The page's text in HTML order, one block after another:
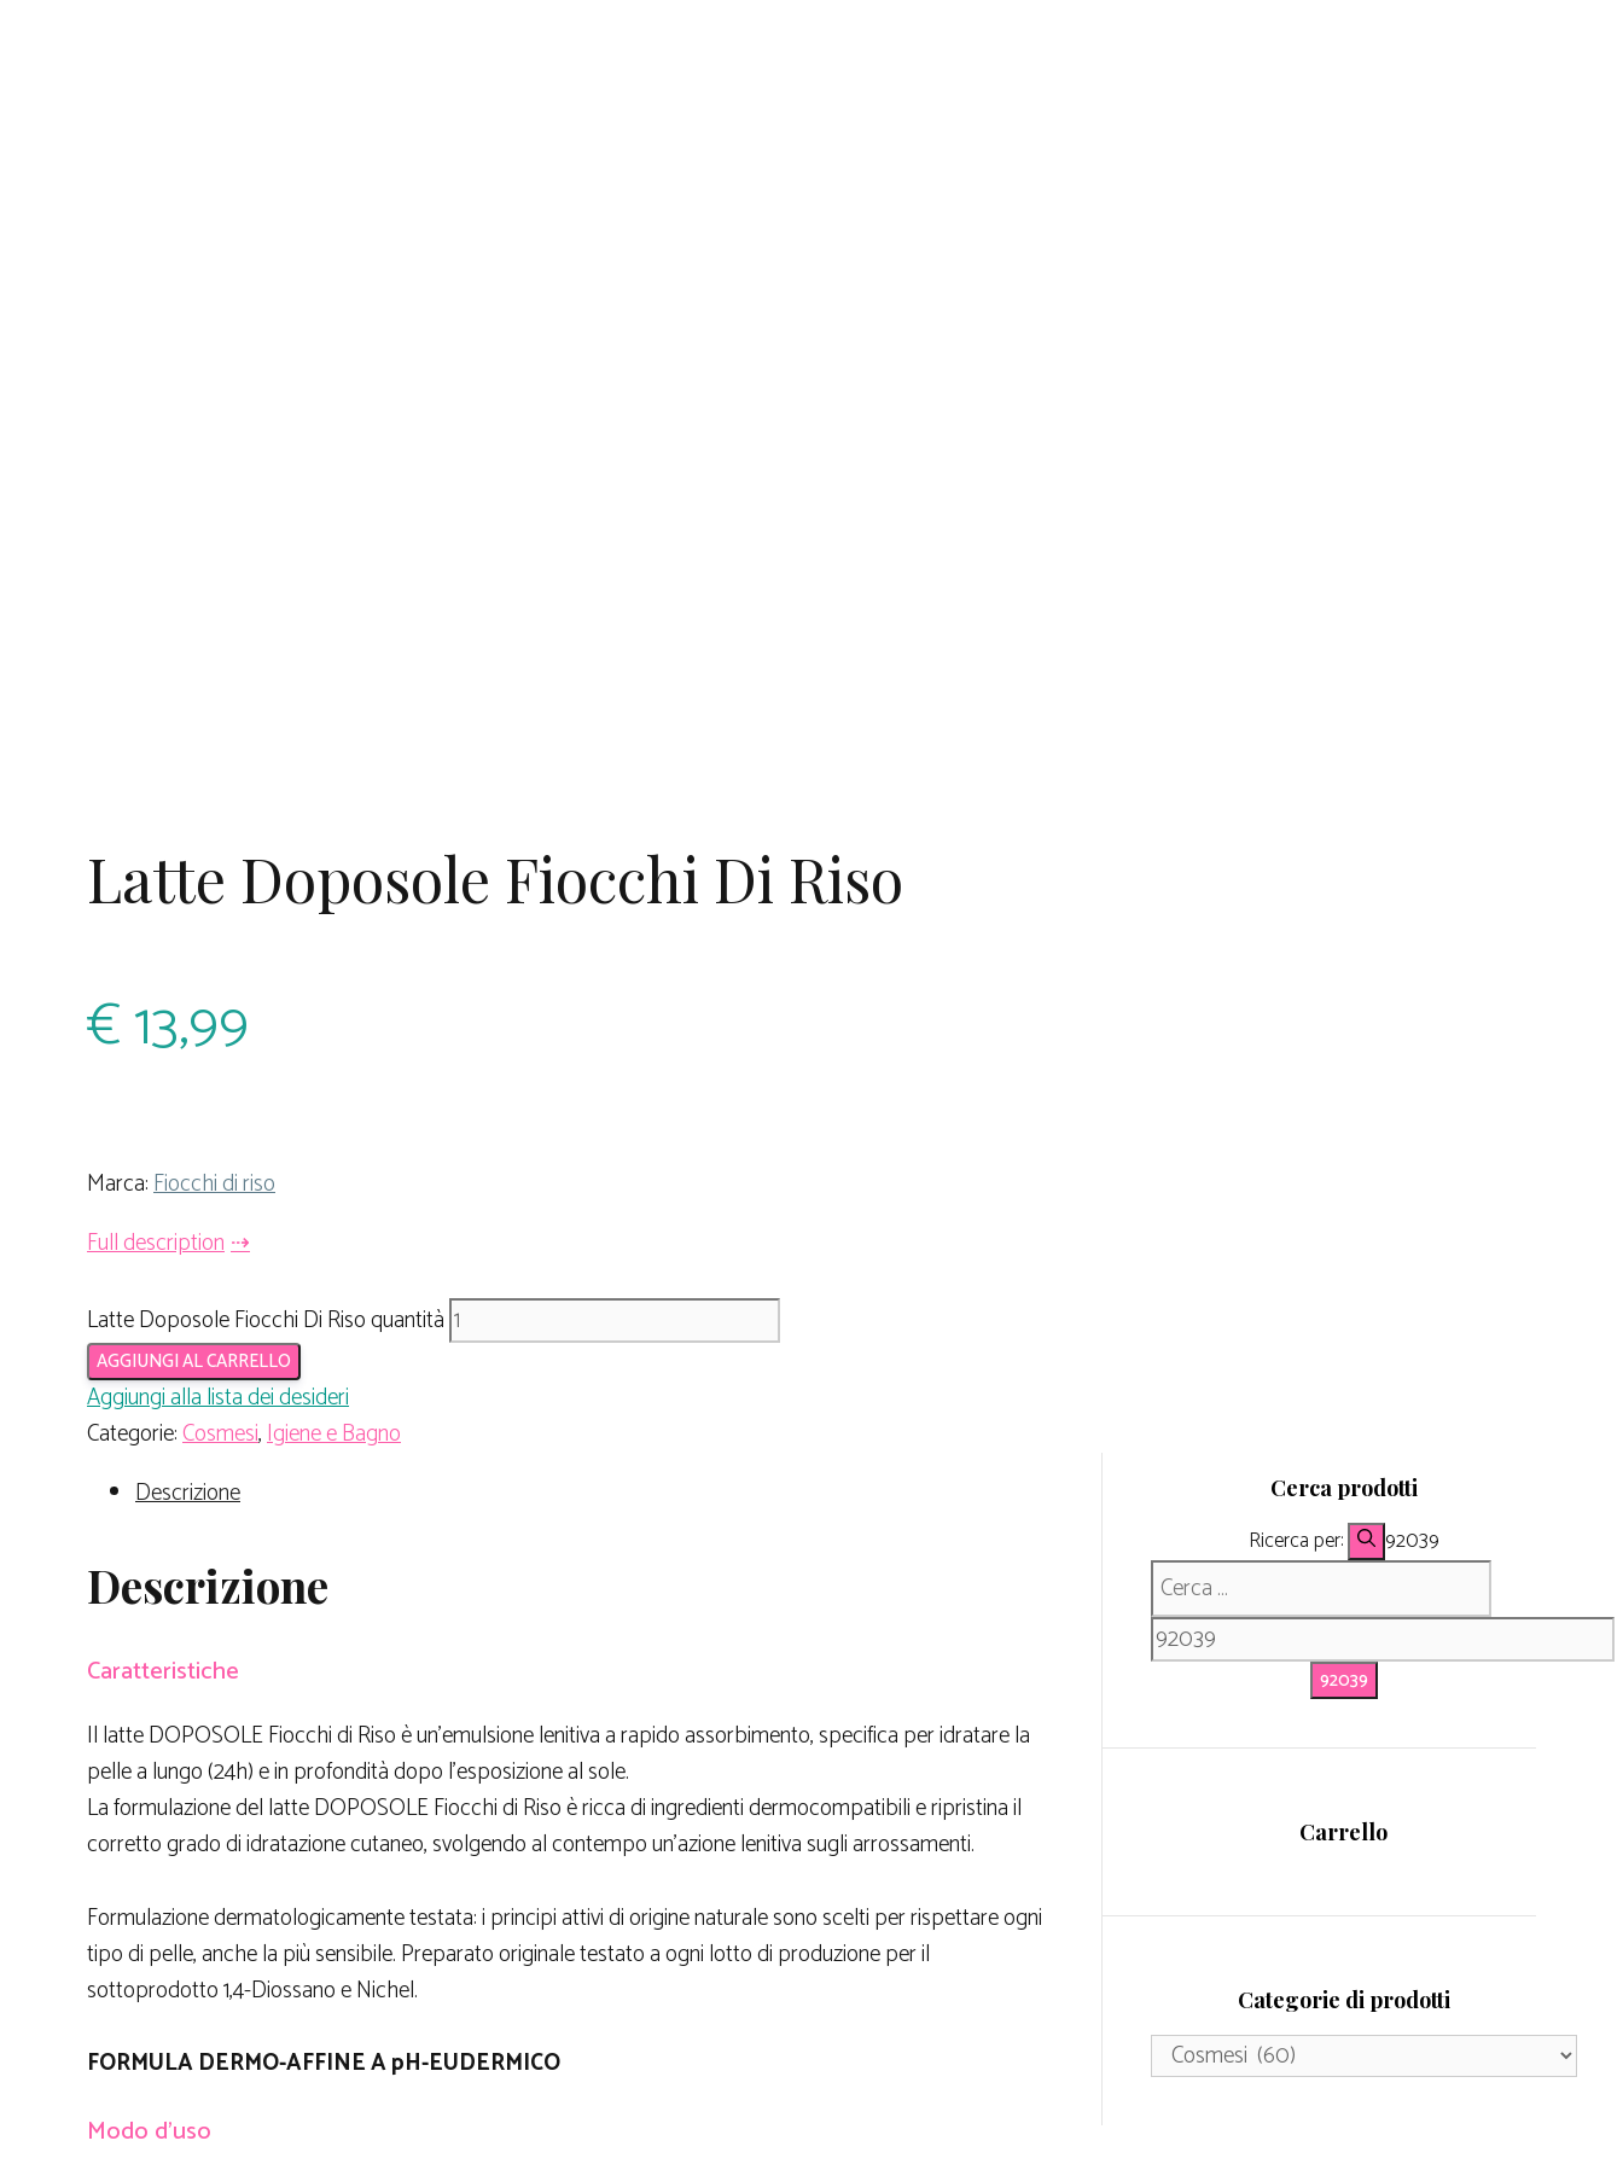
Latte Doposole Fiocchi Di Riso
€13,99
Marca:Fiocchi di riso
Full description
Latte Doposole Fiocchi Di Riso quantità
AGGIUNGI AL CARRELLO
Aggiungi alla lista dei desideri
Categorie:Cosmesi,Igiene e Bagno
Descrizione
Descrizione
Caratteristiche
Il latte DOPOSOLE Fiocchi di Riso è un’emulsione lenitiva a rapido assorbimento, specifica per idratare la
pelle a lungo (24h) e in profondità dopo l’esposizione al sole.
La formulazione del latte DOPOSOLE Fiocchi di Riso è ricca di ingredienti dermocompatibili e ripristina il
corretto grado di idratazione cutaneo, svolgendo al contempo un’azione lenitiva sugli arrossamenti.
Formulazione dermatologicamente testata: i principi attivi di origine naturale sono scelti per rispettare ogni
tipo di pelle, anche la più sensibile. Preparato originale testato a ogni lotto di produzione per il
sottoprodotto 1,4-Diossano e Nichel.
FORMULA DERMO-AFFINE A pH-EUDERMICO
Modo d’uso
Cerca prodotti
Ricerca per: 92039
Carrello
Categorie di prodotti